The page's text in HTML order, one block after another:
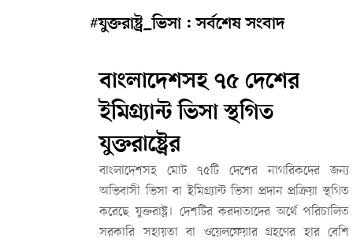
#যুক্তরাষ্ট্র_ভিসা : সর্বশেষ সংবাদ
বাংলাদেশসহ ৭৫ দেশের
ইমিগ্র্যান্ট ভিসা স্থগিত
যুক্তরাষ্ট্রের
বাংলাদেশসহ মোট ৭৫টি দেশের নাগরিকদের জন্য
অভিবাসী ভিসা বা ইমিগ্র্যান্ট ভিসা প্রদান প্রক্রিয়া স্থগিত
করেছে যুক্তরাষ্ট্র। দেশটির করদাতাদের অর্থে পরিচালিত
সরকারি সহায়তা বা ওয়েলফেয়ার গ্রহণের হার বেশি